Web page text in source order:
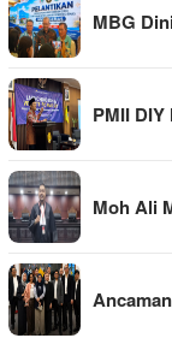
MBG
PMII
Moh Ali